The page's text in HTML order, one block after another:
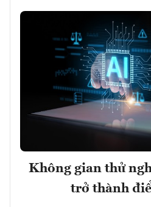
Không gian thử
trở thành